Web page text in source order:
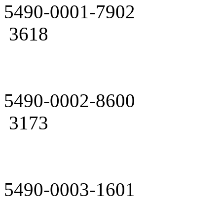
5490-0001-7902
3618
5490-0002-8600
3173
5490-0003-1601